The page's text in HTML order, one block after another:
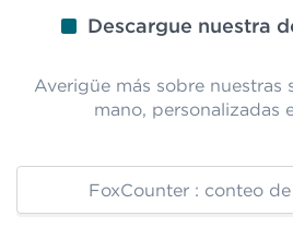
Descargue nuestra
Averigüe más sobre nuestras
mano, personalizadas
FoxCounter : conteo